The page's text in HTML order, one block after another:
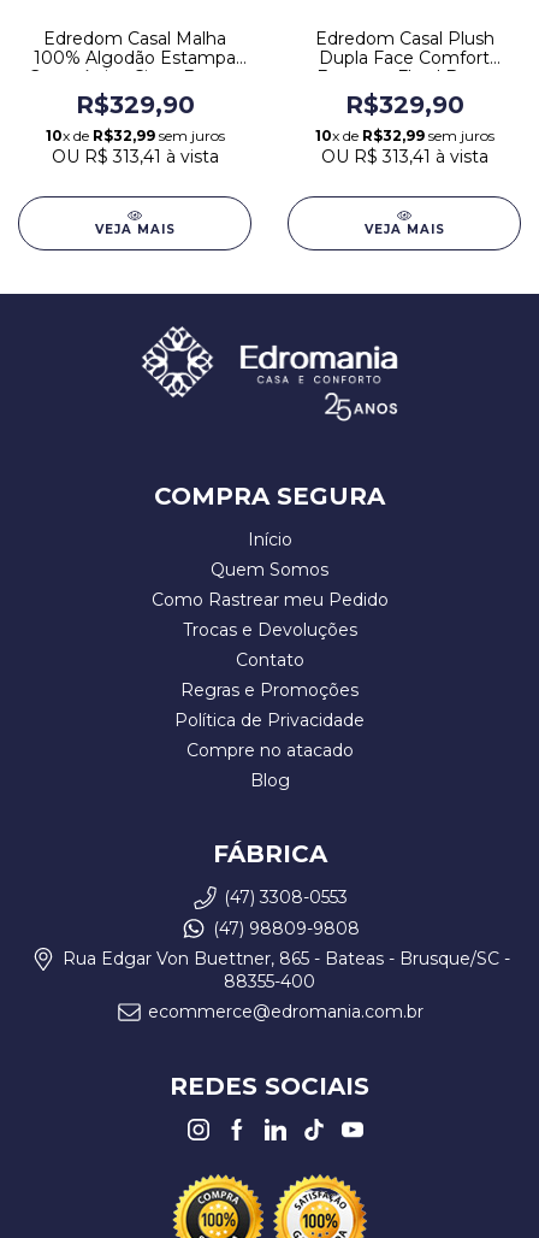
Edredom Casal Malha
100% Algodão Estampa
Geométrica Cinza Europa
R$329,90
10x de R$32,99sem juros
OU R$ 313,41 à vista
VEJA MAIS
Edredom Casal Plush
Dupla Face Comfort
Estampa Floral Bege
Europa
R$329,90
10x de R$32,99sem juros
OU R$ 313,41 à vista
VEJA MAIS
COMPRA SEGURA
Início
Quem Somos
Como Rastrear meu Pedido
Trocas e Devoluções
Contato
Regras e Promoções
Política de Privacidade
Compre no atacado
Blog
FÁBRICA
(47) 3308-0553
(47) 98809-9808
Rua Edgar Von Buettner, 865 - Bateas - Brusque/SC -
88355-400
ecommerce@edromania.com.br
REDES SOCIAIS